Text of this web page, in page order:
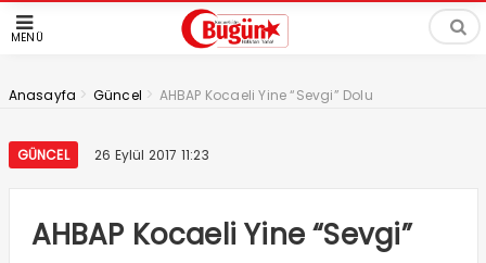
MENÜ
Anasayfa > Güncel > AHBAP Kocaeli Yine “Sevgi” Dolu
GÜNCEL 26 Eylül 2017 11:23
AHBAP Kocaeli Yine “Sevgi”